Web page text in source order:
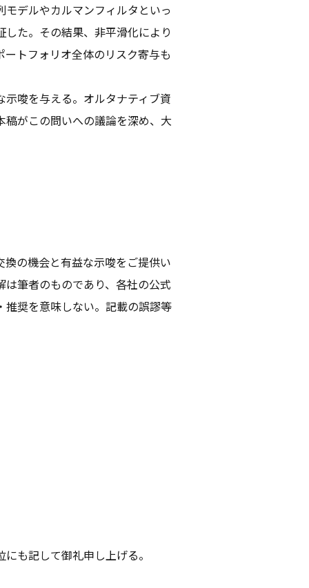
デルやカルマンフィルタといっ
た。その結果、非平滑化により
トフォリオ全体のリスク寄与も
唆を与える。オルタナティブ資
がこの問いへの議論を深め、大
の機会と有益な示唆をご提供い
筆者のものであり、各社の公式
推奨を意味しない。記載の誤謬等
も記して御礼申し上げる。